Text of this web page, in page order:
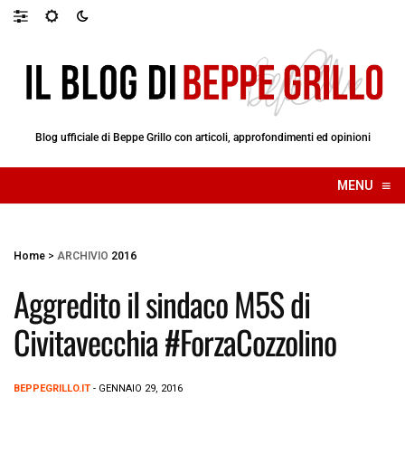
Blog ufficiale di Beppe Grillo con articoli, approfondimenti ed opinioni
MENU ≡
☰
Home > ARCHIVIO 2016
Aggredito il sindaco M5S di
Civitavecchia #ForzaCozzolino
BEPPEGRILLO.IT - GENNAIO 29, 2016